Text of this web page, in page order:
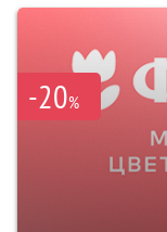
-20%